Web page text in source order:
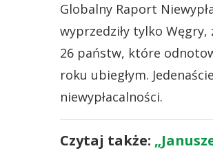
Globalny Raport
wyprzedziły tylko Węgry,
26 państw, które
roku ubiegłym.
niewypłacalności.
Czytaj także: